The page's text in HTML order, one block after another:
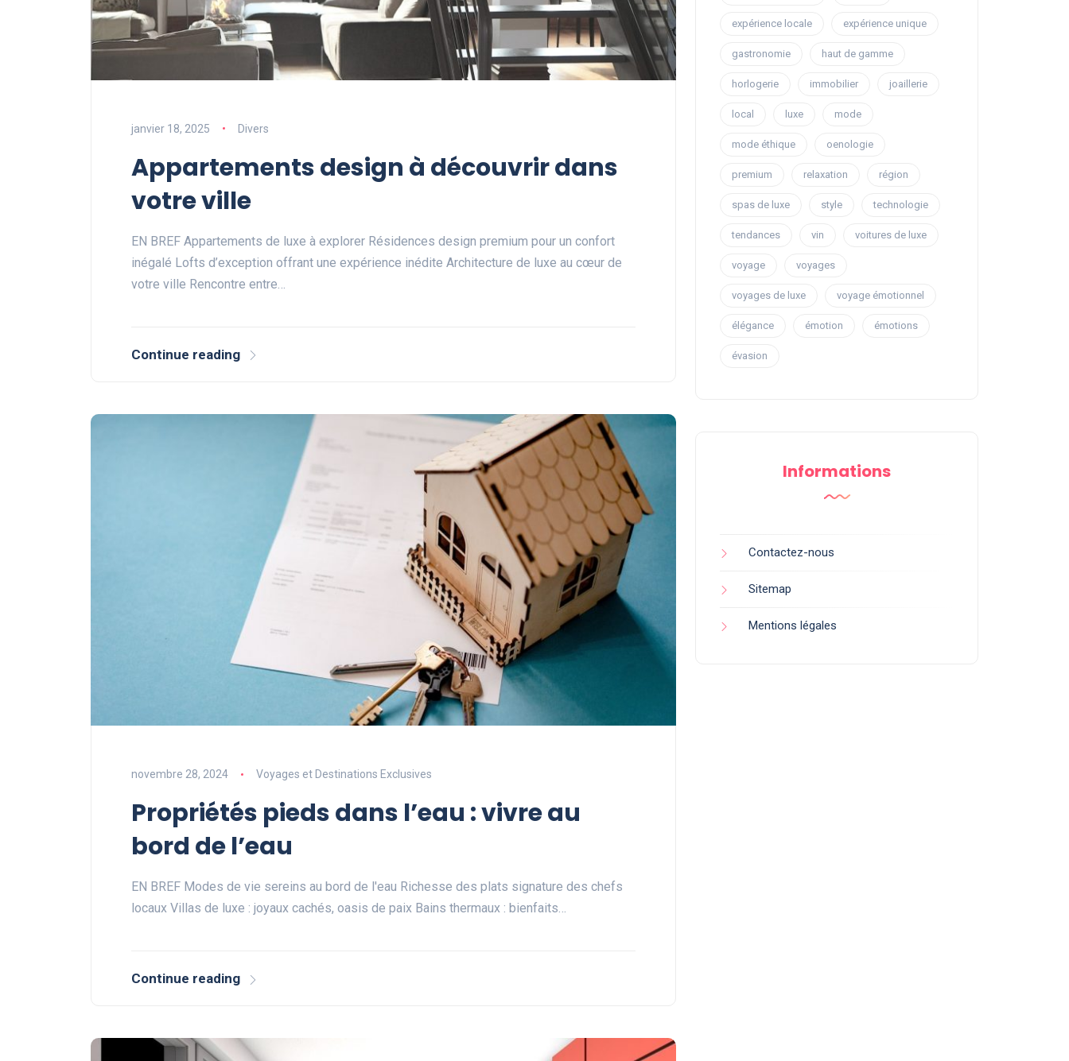
janvier 18, 2025 Divers
Appartements design à découvrir dans
votre ville
EN BREF Appartements de luxe à explorer Résidences design premium pour un confort
inégalé Lofts d’exception offrant une expérience inédite Architecture de luxe au cœur de
votre ville Rencontre entre…
Continue reading
novembre 28, 2024 Voyages et Destinations Exclusives
Propriétés pieds dans l’eau : vivre au
bord de l’eau
EN BREF Modes de vie sereins au bord de l'eau Richesse des plats signature des chefs
locaux Villas de luxe : joyaux cachés, oasis de paix Bains thermaux : bienfaits…
Continue reading
expérience locale expérience unique
gastronomie haut de gamme
horlogerie immobilier joaillerie
local luxe mode
mode éthique oenologie
premium relaxation région
spas de luxe style technologie
tendances vin voitures de luxe
voyage voyages
voyages de luxe voyage émotionnel
élégance émotion émotions
évasion
Informations
Contactez-nous
Sitemap
Mentions légales